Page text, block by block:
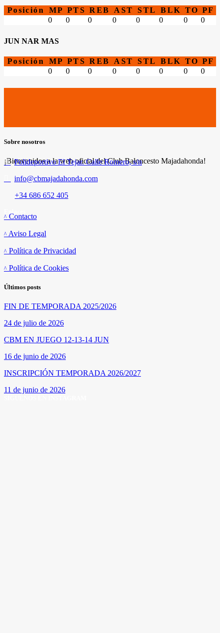
Posición MP PTS REB AST STL BLK TO PF
0
0 0 0 0 0 0 0
JUN NAR MAS
Posición MP PTS REB AST STL BLK TO PF
0
0 0 0 0 0 0 0
Sobre nosotros
¡Bienvenidos a la web oficial del Club Baloncesto Majadahonda!
Polideportivo El Tejar. Calle Romero, s/n
info@cbmajadahonda.com
+34 686 652 405
Contacto
Aviso Legal
Política de Privacidad
Política de Cookies
Últimos posts
FIN DE TEMPORADA 2025/2026
24 de julio de 2026
CBM EN JUEGO 12-13-14 JUN
16 de junio de 2026
INSCRIPCIÓN TEMPORADA 2026/2027
11 de junio de 2026